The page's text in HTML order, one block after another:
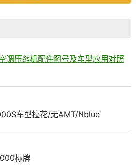
调压缩机配件图号及车型应用对照
车型拉花/无AMT/Nblue
标牌